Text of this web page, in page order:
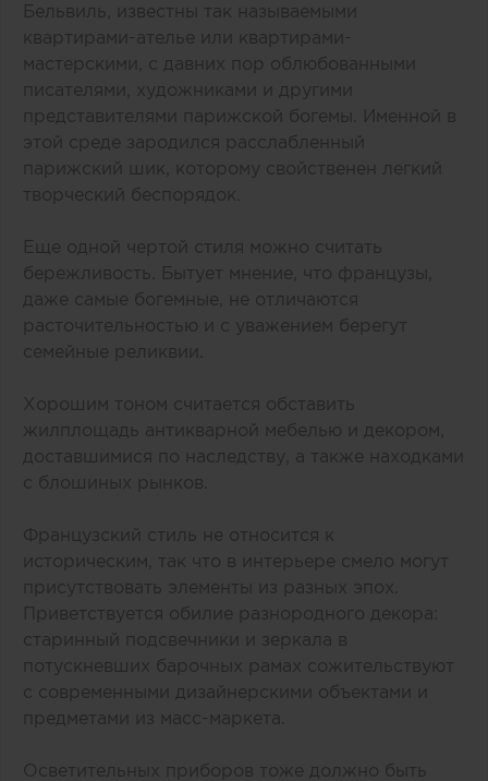
Бельвиль, известны так называемыми
квартирами-ателье или квартирами-
мастерскими, с давних пор облюбованными
писателями, художниками и другими
представителями парижской богемы. Именной в
этой среде зародился расслабленный
парижский шик, которому свойственен легкий
творческий беспорядок.
Еще одной чертой стиля можно считать
бережливость. Бытует мнение, что французы,
даже самые богемные, не отличаются
расточительностью и с уважением берегут
семейные реликвии.
Хорошим тоном считается обставить
жилплощадь антикварной мебелью и декором,
доставшимися по наследству, а также находками
с блошиных рынков.
Французский стиль не относится к
историческим, так что в интерьере смело могут
присутствовать элементы из разных эпох.
Приветствуется обилие разнородного декора:
старинный подсвечники и зеркала в
потускневших барочных рамах сожительствуют
с современными дизайнерскими объектами и
предметами из масс-маркета.
Осветительных приборов тоже должно быть